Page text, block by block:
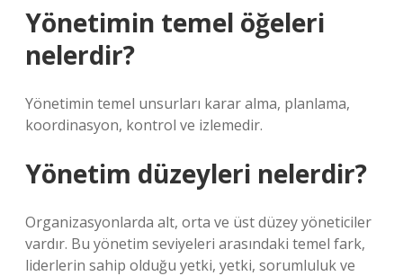
Yönetimin temel öğeleri
nelerdir?
Yönetimin temel unsurları karar alma, planlama,
koordinasyon, kontrol ve izlemedir.
Yönetim düzeyleri nelerdir?
Organizasyonlarda alt, orta ve üst düzey yöneticiler
vardır. Bu yönetim seviyeleri arasındaki temel fark,
liderlerin sahip olduğu yetki, yetki, sorumluluk ve